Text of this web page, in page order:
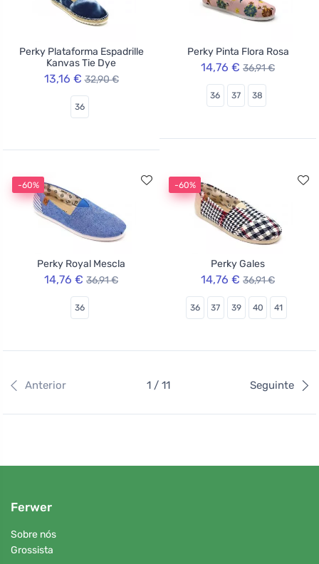
Perky Plataforma Espadrille
Kanvas Tie Dye
13,16 € 32,90 €
36
Perky Pinta Flora Rosa
14,76 € 36,91 €
36 37 38
-60%
Perky Royal Mescla
14,76 € 36,91 €
36
-60%
Perky Gales
14,76 € 36,91 €
36 37 39 40 41
Anterior 1 / 11 Seguinte
Ferwer
Sobre nós
Grossista